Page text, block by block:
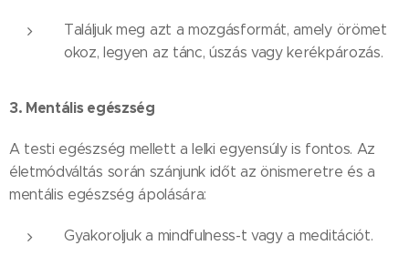
Találjuk meg azt a mozgásformát, amely örömet
okoz, legyen az tánc, úszás vagy kerékpározás.
3. Mentális egészség
A testi egészség mellett a lelki egyensúly is fontos. Az
életmódváltás során szánjunk időt az önismeretre és a
mentális egészség ápolására:
Gyakoroljuk a mindfulness-t vagy a meditációt.